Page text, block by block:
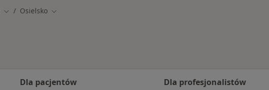
Zmień miasto
Osielsko Zmień miasto
Dla pacjentów Dla profesjonalistów